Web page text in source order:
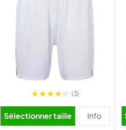
(3)
Sélectionner taille Info